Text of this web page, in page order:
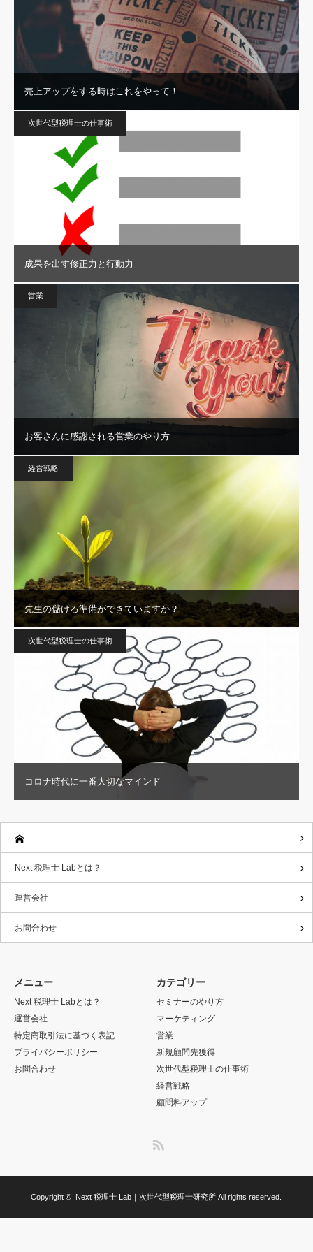
売上アップをする時はこれをやって！
次世代型税理士の仕事術
成果を出す修正力と行動力
営業
お客さんに感謝される営業のやり方
経営戦略
先生の儲ける準備ができていますか？
次世代型税理士の仕事術
コロナ時代に一番大切なマインド
Next 税理士 Labとは？
運営会社
お問合わせ
メニュー
Next 税理士 Labとは？
運営会社
特定商取引法に基づく表記
プライバシーポリシー
お問合わせ
カテゴリー
セミナーのやり方
マーケティング
営業
新規顧問先獲得
次世代型税理士の仕事術
経営戦略
顧問料アップ
Copyright © Next 税理士 Lab｜次世代型税理士研究所 All rights reserved.